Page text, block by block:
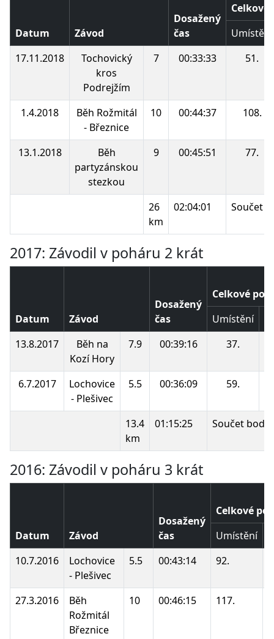
Datum Závod
Dosažený
čas
Celkové
Umístění
17.11.2018
Tochovický
kros
Podrejžím
7 00:33:33 51.
1.4.2018
Běh Rožmitál
- Březnice
10 00:44:37 108.
13.1.2018
Běh
partyzánskou
stezkou
9 00:45:51 77.
26
km
02:04:01 Součet
2017: Závodil v poháru 2 krát
Datum Závod
Dosažený
čas
Celkové
Umístění
13.8.2017
Běh na
Kozí Hory
7.9 00:39:16 37.
6.7.2017
Lochovice
- Plešivec
5.5 00:36:09 59.
13.4
km
01:15:25 Součet bodů:
2016: Závodil v poháru 3 krát
Datum Závod
Dosažený
čas
Celkové
Umístění
10.7.2016
Lochovice
- Plešivec
5.5 00:43:14 92.
27.3.2016
Běh
Rožmitál
Březnice
10 00:46:15 117.